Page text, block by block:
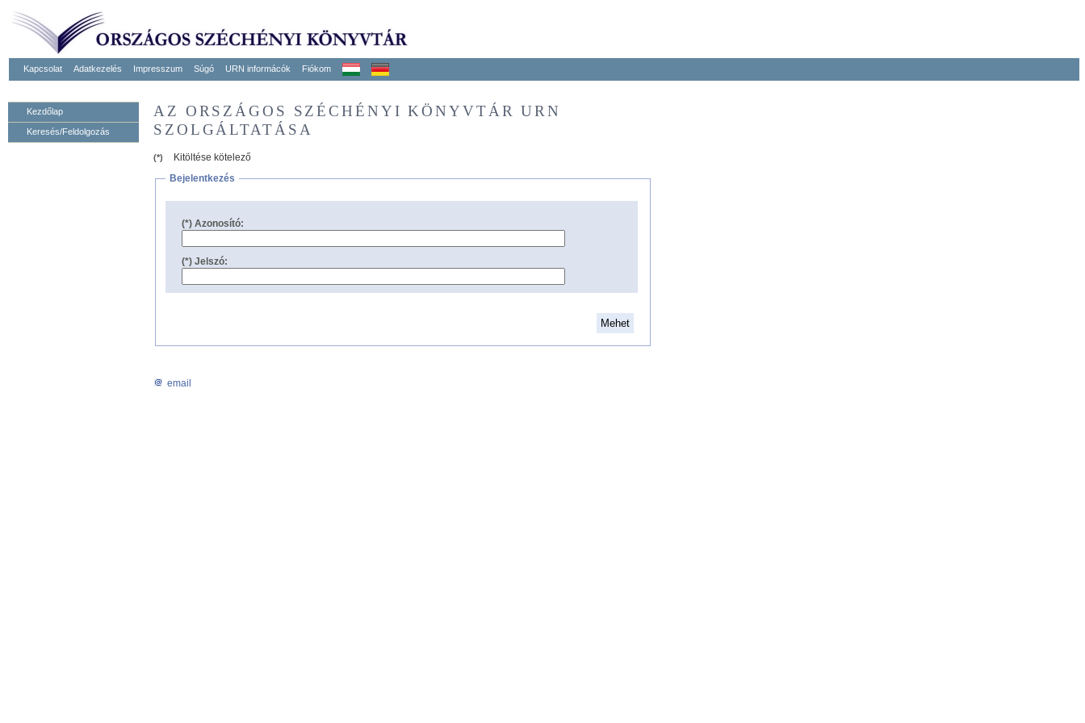
Kapcsolat Adatkezelés Impresszum Súgó URN informácók Fiókom
Kezdőlap
Keresés/Feldolgozás
AZ ORSZÁGOS SZÉCHÉNYI KÖNYVTÁR URN
SZOLGÁLTATÁSA
(*)
Kitöltése kötelező
Bejelentkezés
(*) Azonosító:
(*) Jelszó:
email